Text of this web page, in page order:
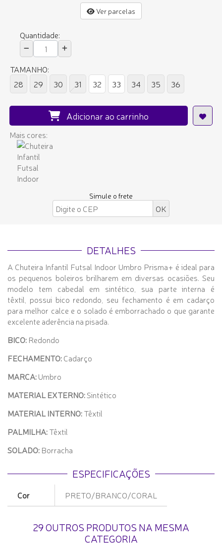
Ver parcelas
Quantidade:
TAMANHO:
28
29 30 31 32 33 34 35 36
Adicionar ao carrinho
Mais cores:
Simule o frete
DETALHES
A Chuteira Infantil Futsal Indoor Umbro Prisma+ é ideal para
os pequenos boleiros brilharem em diversas ocasiões. Seu
modelo tem cabedal em sintético, sua parte interna é
têxtil, possui bico redondo, seu fechamento é em cadarço
para melhor calce e o solado é emborrachado o que garante
excelente aderência na pisada.
BICO: Redondo
FECHAMENTO:Cadarço
MARCA:Umbro
MATERIAL EXTERNO:Sintético
MATERIAL INTERNO:Têxtil
PALMILHA:Têxtil
SOLADO: Borracha
ESPECIFICAÇÕES
Cor PRETO/BRANCO/CORAL
29 OUTROS PRODUTOS NA MESMA
CATEGORIA